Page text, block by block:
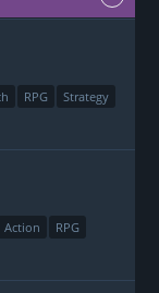
RPG Strategy
Action
RPG